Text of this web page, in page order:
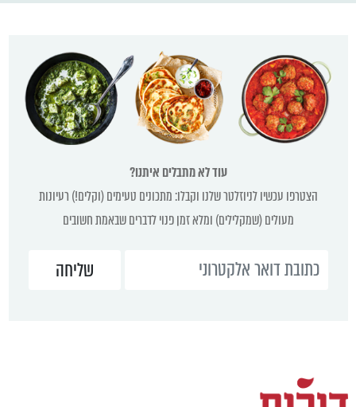
עוד לא מתבלים איתנו?
הצטרפו עכשיו לניוזלטר שלנו וקבלו: מתכונים טעימים (וקלים!) רעיונות
מעולים (שמקלילים) ומלא זמן פנוי לדברים שבאמת חשובים